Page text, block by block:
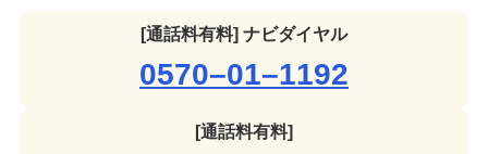
[通話料有料] ナビダイヤル
0570–01–1192
[通話料有料]